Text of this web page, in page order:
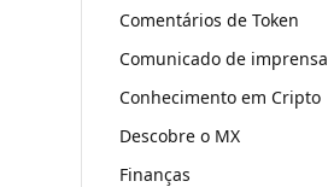
Comentários de Token
Comunicado de imprensa
Conhecimento em Cripto
Descobre o MX
Finanças